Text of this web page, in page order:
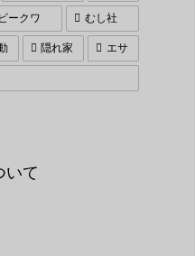
ビークワ むし社
隠れ家 エサ
いて